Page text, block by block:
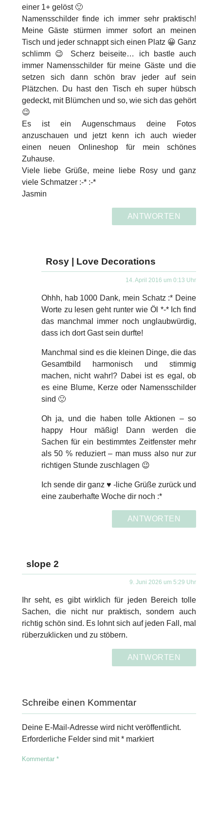
einer 1+ gelöst 🙂
Namensschilder finde ich immer sehr praktisch!
Meine Gäste stürmen immer sofort an meinen
Tisch und jeder schnappt sich einen Platz 😀 Ganz
schlimm 😉 Scherz beiseite… ich bastle auch
immer Namensschilder für meine Gäste und die
setzen sich dann schön brav jeder auf sein
Plätzchen. Du hast den Tisch eh super hübsch
gedeckt, mit Blümchen und so, wie sich das gehört
😉
Es ist ein Augenschmaus deine Fotos
anzuschauen und jetzt kenn ich auch wieder
einen neuen Onlineshop für mein schönes
Zuhause.
Viele liebe Grüße, meine liebe Rosy und ganz
viele Schmatzer :-* :-*
Jasmin
ANTWORTEN
Rosy | Love Decorations
14. April 2016 um 0:13 Uhr
Ohhh, hab 1000 Dank, mein Schatz :* Deine
Worte zu lesen geht runter wie Öl *-* Ich find
das manchmal immer noch unglaubwürdig,
dass ich dort Gast sein durfte!
Manchmal sind es die kleinen Dinge, die das
Gesamtbild harmonisch und stimmig
machen, nicht wahr!? Dabei ist es egal, ob
es eine Blume, Kerze oder Namensschilder
sind 🙂
Oh ja, und die haben tolle Aktionen – so
happy Hour mäßig! Dann werden die
Sachen für ein bestimmtes Zeitfenster mehr
als 50 % reduziert – man muss also nur zur
richtigen Stunde zuschlagen 😉
Ich sende dir ganz ♥ -liche Grüße zurück und
eine zauberhafte Woche dir noch :*
ANTWORTEN
slope 2
9. Juni 2026 um 5:29 Uhr
Ihr seht, es gibt wirklich für jeden Bereich tolle
Sachen, die nicht nur praktisch, sondern auch
richtig schön sind. Es lohnt sich auf jeden Fall, mal
rüberzuklicken und zu stöbern.
ANTWORTEN
Schreibe einen Kommentar
Deine E-Mail-Adresse wird nicht veröffentlicht.
Erforderliche Felder sind mit*markiert
Kommentar *